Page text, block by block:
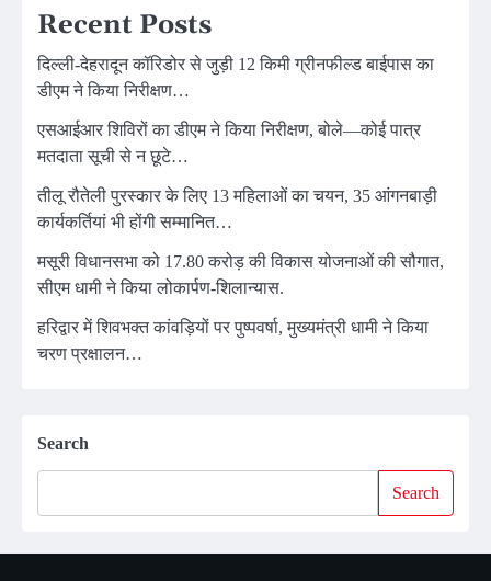
Recent Posts
दिल्ली-देहरादून कॉरिडोर से जुड़ी 12 किमी ग्रीनफील्ड बाईपास का
डीएम ने किया निरीक्षण…
एसआईआर शिविरों का डीएम ने किया निरीक्षण, बोले—कोई पात्र
मतदाता सूची से न छूटे…
तीलू रौतेली पुरस्कार के लिए 13 महिलाओं का चयन, 35 आंगनबाड़ी
कार्यकर्तियां भी होंगी सम्मानित…
मसूरी विधानसभा को 17.80 करोड़ की विकास योजनाओं की सौगात,
सीएम धामी ने किया लोकार्पण-शिलान्यास.
हरिद्वार में शिवभक्त कांवड़ियों पर पुष्पवर्षा, मुख्यमंत्री धामी ने किया
चरण प्रक्षालन…
Search
Search